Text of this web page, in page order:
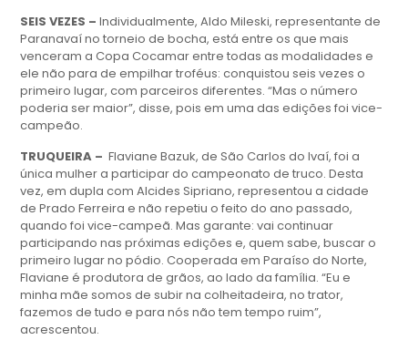
SEIS VEZES – Individualmente, Aldo Mileski, representante de
Paranavaí no torneio de bocha, está entre os que mais
venceram a Copa Cocamar entre todas as modalidades e
ele não para de empilhar troféus: conquistou seis vezes o
primeiro lugar, com parceiros diferentes. “Mas o número
poderia ser maior”, disse, pois em uma das edições foi vice-
campeão.
TRUQUEIRA – Flaviane Bazuk, de São Carlos do Ivaí, foi a
única mulher a participar do campeonato de truco. Desta
vez, em dupla com Alcides Sipriano, representou a cidade
de Prado Ferreira e não repetiu o feito do ano passado,
quando foi vice-campeã. Mas garante: vai continuar
participando nas próximas edições e, quem sabe, buscar o
primeiro lugar no pódio. Cooperada em Paraíso do Norte,
Flaviane é produtora de grãos, ao lado da família. “Eu e
minha mãe somos de subir na colheitadeira, no trator,
fazemos de tudo e para nós não tem tempo ruim”,
acrescentou.